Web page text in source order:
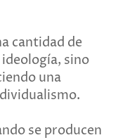
cantidad de
sino
una
se producen